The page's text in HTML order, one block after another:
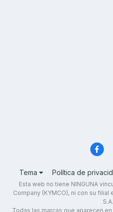
Tema Política de
Esta web no tiene NINGUNA
Company (KYMCO), ni con su filial
S.A.
Todas las marcas que aparecen